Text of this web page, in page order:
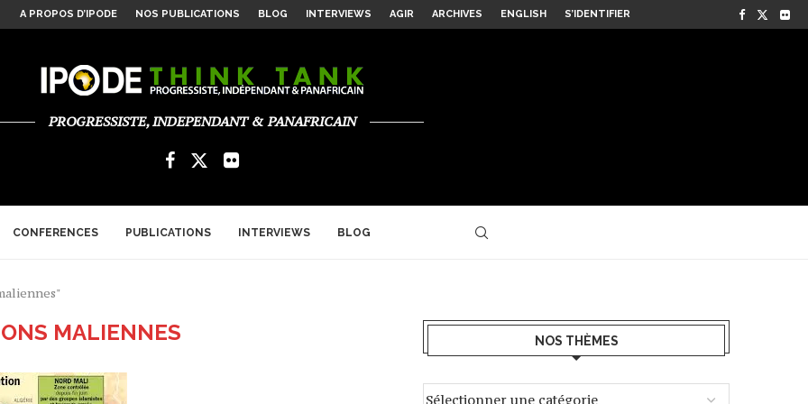
ASYMÉTRIQUE...
A PROPOS D’IPODE NOS PUBLICATIONS BLOG INTERVIEWS AGIR ARCHIVES ENGLISH S’IDENTIFIER
PROGRESSISTE, INDEPENDANT & PANAFRICAIN
CONFERENCES PUBLICATIONS INTERVIEWS BLOG
MALIENNES NOS THÈMES